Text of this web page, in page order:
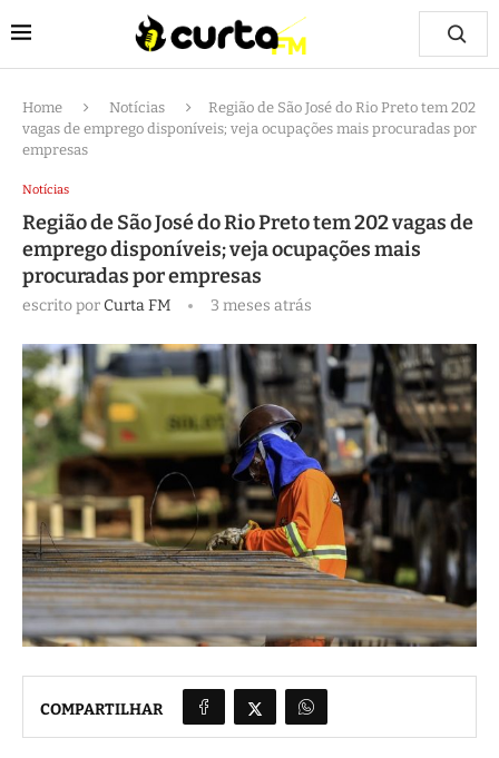
Home Notícias
Região de São José do Rio Preto tem 202
vagas de emprego disponíveis; veja ocupações mais procuradas por
empresas
Notícias
Região de São José do Rio Preto tem 202 vagas de
emprego disponíveis; veja ocupações mais
procuradas por empresas
escrito porCurta FM 3 meses atrás
COMPARTILHAR